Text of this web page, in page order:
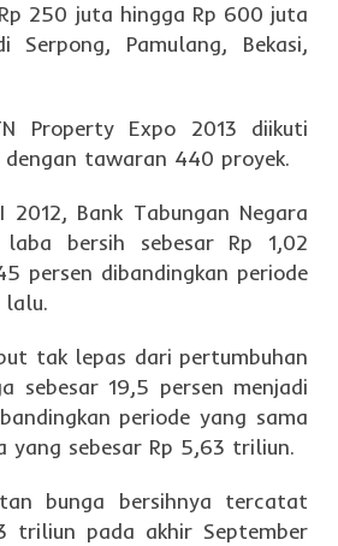
250 juta hingga Rp 600 juta
Serpong, Pamulang, Bekasi,
Property Expo 2013 diikuti
dengan tawaran 440 proyek.
2012, Bank Tabungan Negara
bersih sebesar Rp 1,02
persen dibandingkan periode
lalu.
tak lepas dari pertumbuhan
sebesar 19,5 persen menjadi
periode yang sama
yang sebesar Rp 5,63 triliun.
bunga bersihnya tercatat
triliun pada akhir September